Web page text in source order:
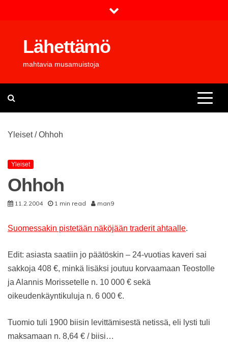
Lähettämö
mahtavia musamuistoja
Yleiset/Ohhoh
Yleiset
Ohhoh
11.2.2004 1 min read man9
Suomessakin pistetään näköjään traderit ahtaalle.
Edit: asiasta saatiin jo päätöskin – 24-vuotias kaveri sai
sakkoja 408 €, minkä lisäksi joutuu korvaamaan Teostolle
ja Alannis Morissetelle n. 10 000 € sekä
oikeudenkäyntikuluja n. 6 000 €.
Tuomio tuli 1900 biisin levittämisestä netissä, eli lysti tuli
maksamaan n. 8,64 € / biisi…